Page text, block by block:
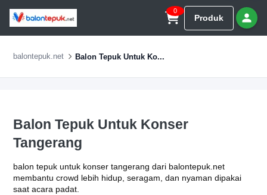
0
Produk
balontepuk.net Balon Tepuk Untuk Ko...
Balon Tepuk Untuk Konser
Tangerang
balon tepuk untuk konser tangerang dari balontepuk.net
membantu crowd lebih hidup, seragam, dan nyaman dipakai
saat acara padat.